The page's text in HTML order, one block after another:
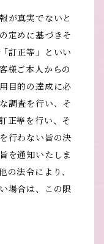
が真実でないと
定めに基づきそ
訂正等」といい
様ご本人からの
目的の達成に必
調査を行い、そ
正等を行い、そ
行わない旨の決
を通知いたしま
の法令により、
場合は、この限